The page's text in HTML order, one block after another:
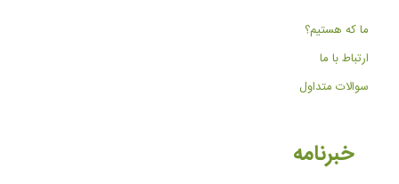
ما که هستیم؟
ارتباط با ما
سوالات متداول
خبرنامه